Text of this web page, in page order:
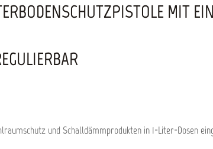
MIT
und Schalldämmprodukten in 1-Liter-